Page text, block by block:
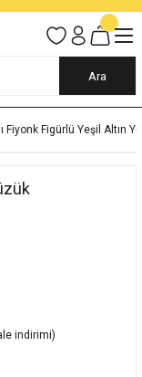
Kargo
Hizmeti
Ara
Fiyonk Figürlü Yeşil Altın
indirimi)